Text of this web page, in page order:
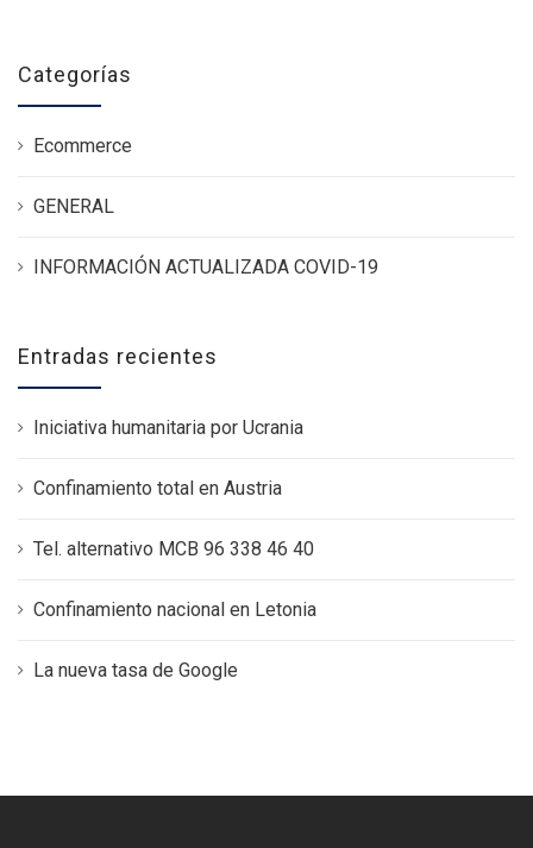
Categorías
Ecommerce
GENERAL
INFORMACIÓN ACTUALIZADA COVID-19
Entradas recientes
Iniciativa humanitaria por Ucrania
Confinamiento total en Austria
Tel. alternativo MCB 96 338 46 40
Confinamiento nacional en Letonia
La nueva tasa de Google